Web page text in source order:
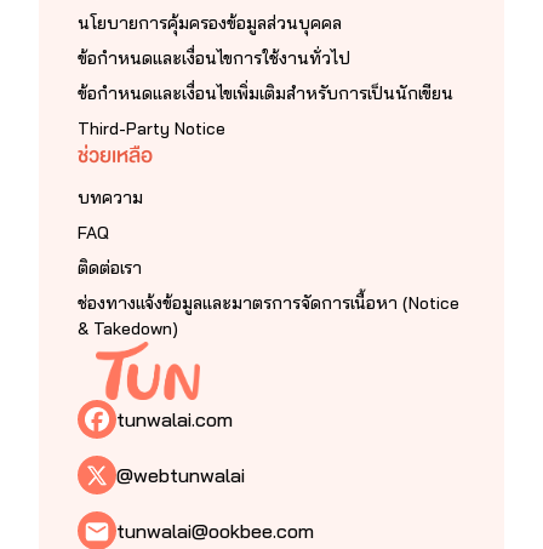
นโยบายการคุ้มครองข้อมูลส่วนบุคคล
ข้อกำหนดและเงื่อนไขการใช้งานทั่วไป
ข้อกำหนดและเงื่อนไขเพิ่มเติมสำหรับการเป็นนักเขียน
Third-Party Notice
ช่วยเหลือ
บทความ
FAQ
ติดต่อเรา
ช่องทางแจ้งข้อมูลและมาตรการจัดการเนื้อหา (Notice
& Takedown)
tunwalai.com
@webtunwalai
tunwalai@ookbee.com